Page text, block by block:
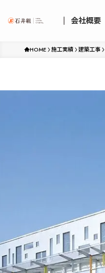
会社概要
HOME 施工実績 建築工事